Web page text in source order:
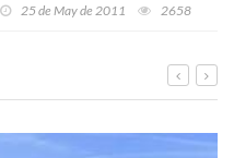
Guadalajara
25 de May de 2011 2658